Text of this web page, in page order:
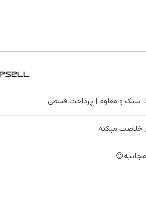
سبک و مقاوم | پرداخت قسطی
خلاصت میکنه